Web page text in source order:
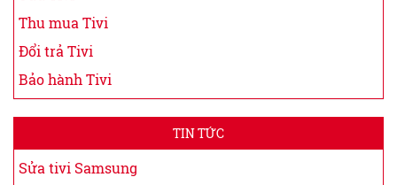
Thu mua Tivi
Đổi trả Tivi
Bảo hành Tivi
TIN TỨC
Sửa tivi Samsung